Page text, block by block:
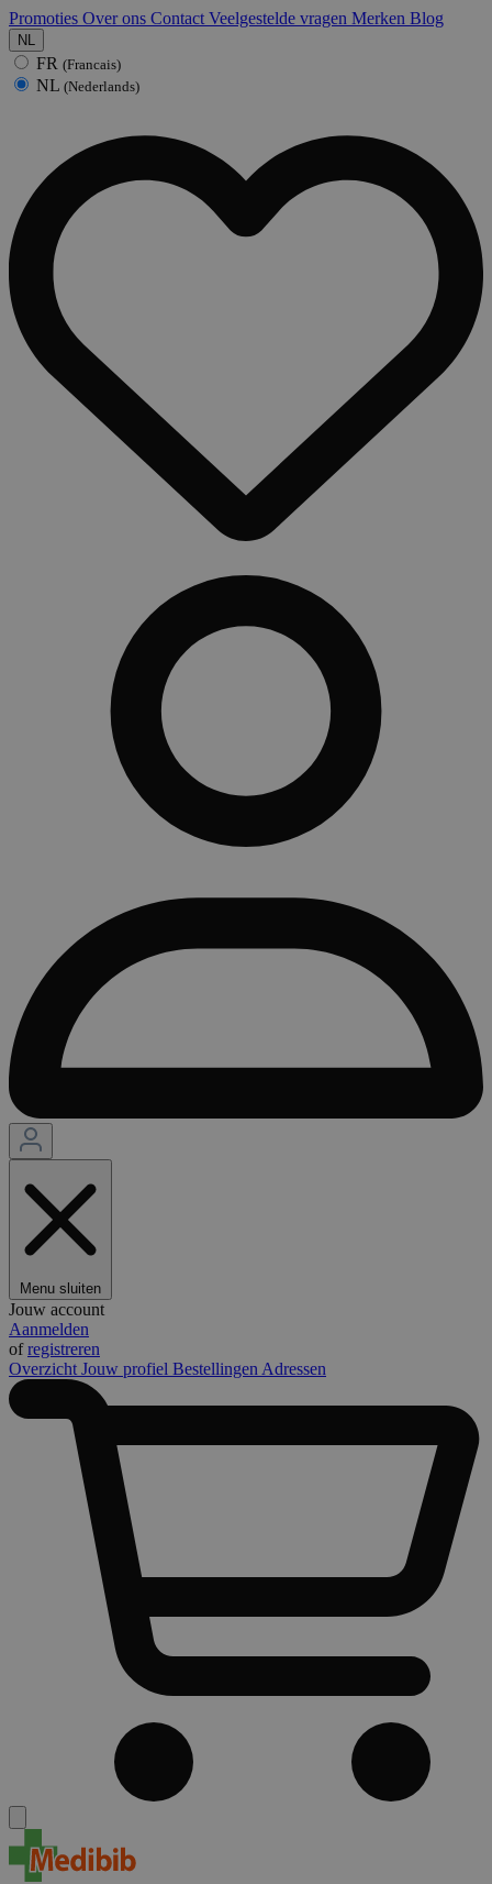
Promoties Over ons Contact Veelgestelde vragen Merken Blog
NL
FR (Francais)
NL (Nederlands)
Menu sluiten
Jouw account
Aanmelden
ofregistreren
Overzicht Jouw profiel Bestellingen Adressen